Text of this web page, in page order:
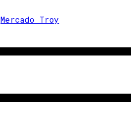
Mercado Troy